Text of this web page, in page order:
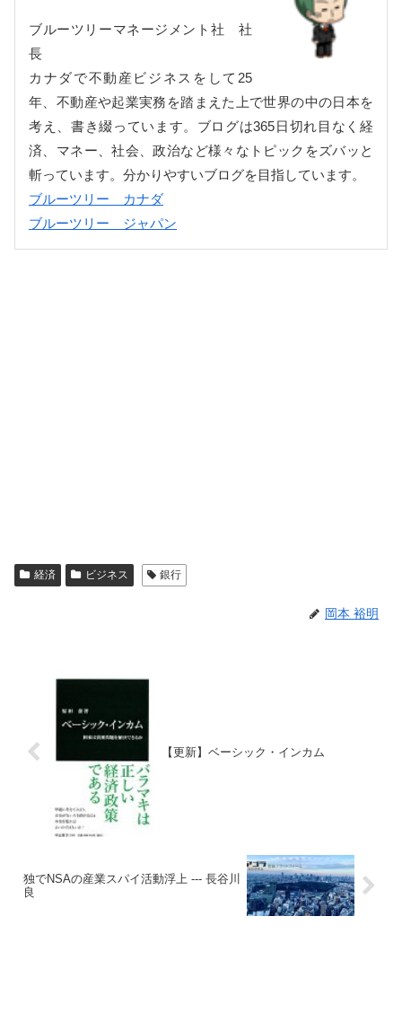
ブルーツリーマネージメント社 社
長
カナダで不動産ビジネスをして25
年、不動産や起業実務を踏まえた上で世界の中の日本を
考え、書き綴っています。ブログは365日切れ目なく経
済、マネー、社会、政治など様々なトピックをズバッと
斬っています。分かりやすいブログを目指しています。
ブルーツリー カナダ
ブルーツリー ジャパン
経済 ビジネス 銀行
岡本 裕明
【更新】ベーシック・インカム
独でNSAの産業スパイ活動浮上 --- 長谷川
良